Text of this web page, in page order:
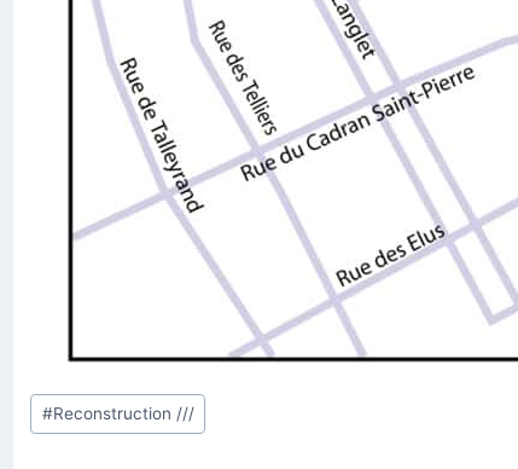
Étiquettes
de
#Reconstruction ///